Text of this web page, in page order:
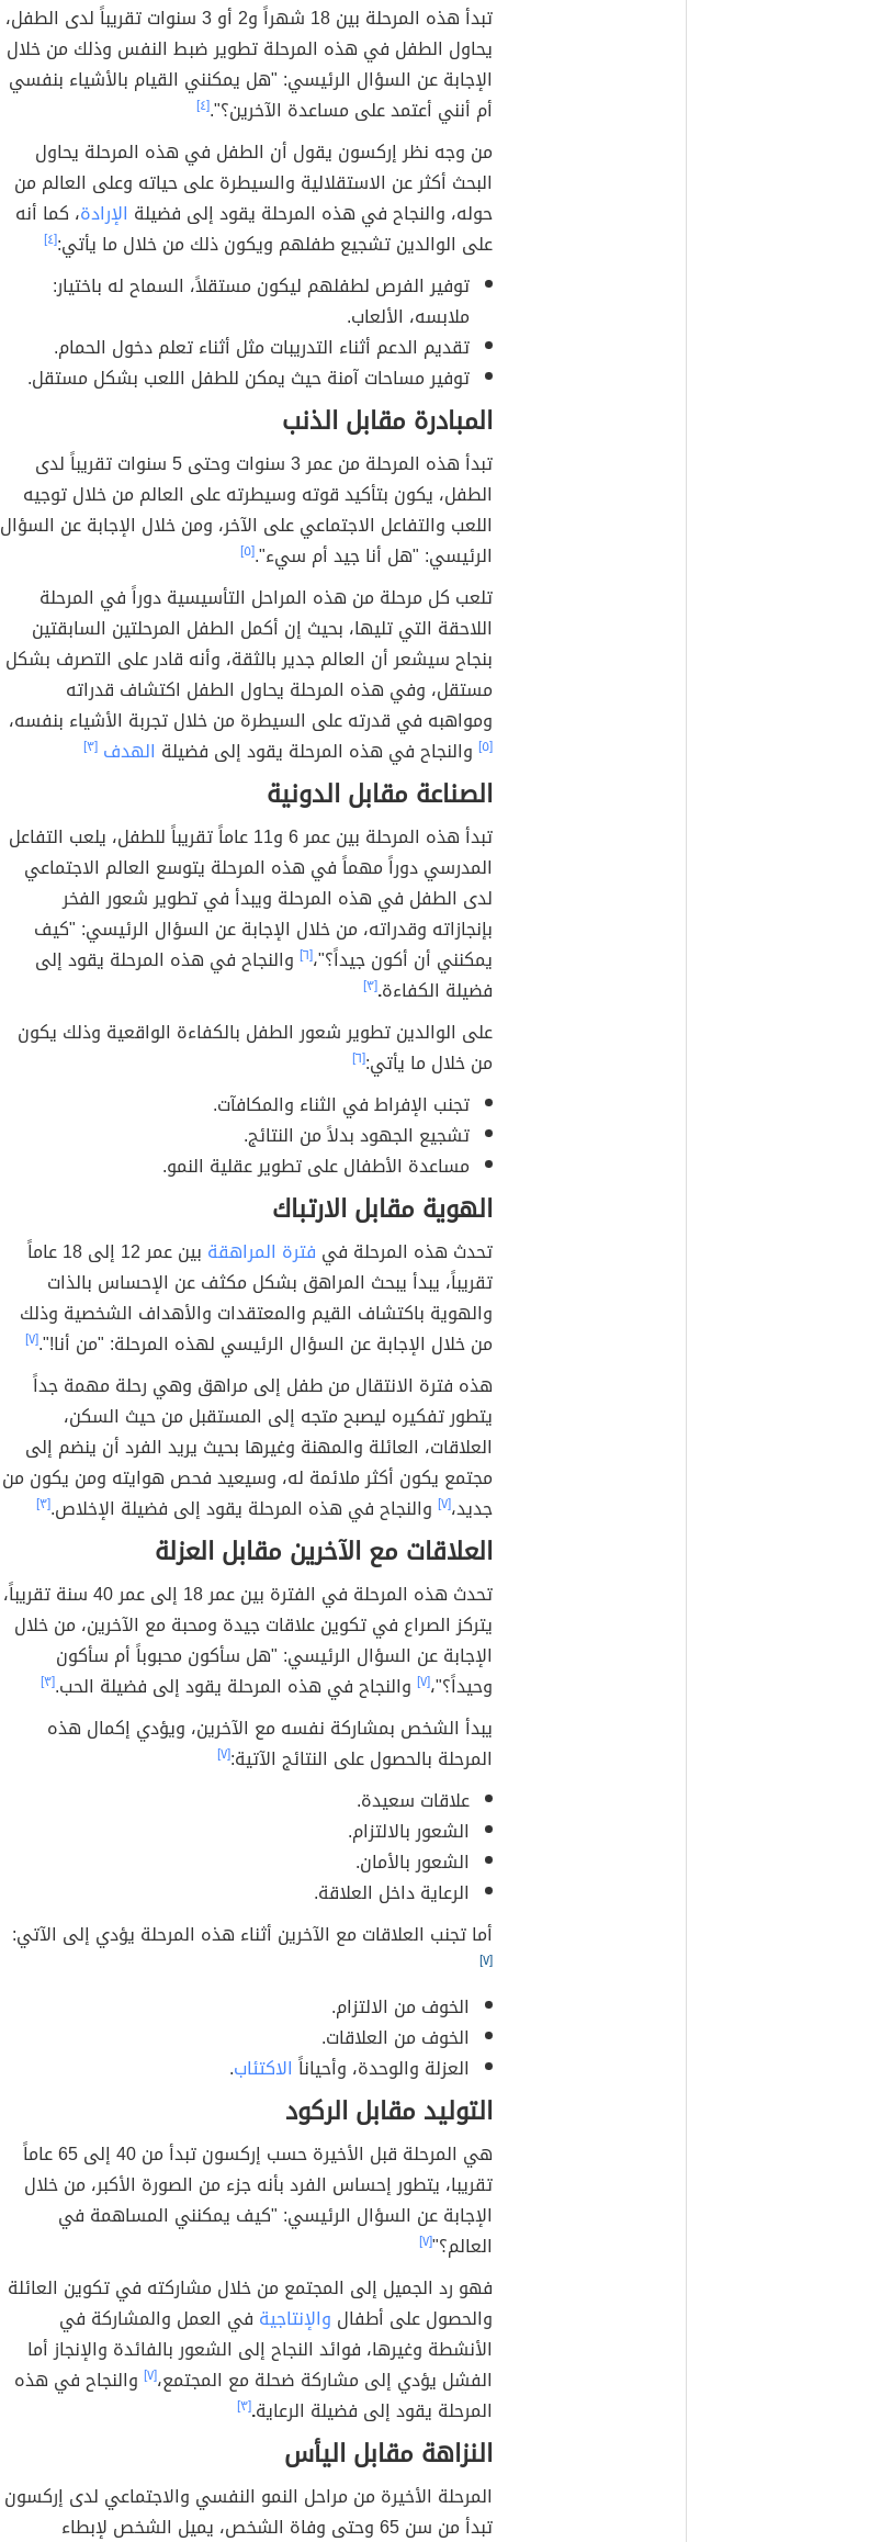
تبدأ هذه المرحلة بين 18 شهراً و2 أو 3 سنوات تقريباً لدى الطفل،
يحاول الطفل في هذه المرحلة تطوير ضبط النفس وذلك من خلال
الإجابة عن السؤال الرئيسي: "هل يمكنني القيام بالأشياء بنفسي
أم أنني أعتمد على مساعدة الآخرين؟".[٤]
من وجه نظر إركسون يقول أن الطفل في هذه المرحلة يحاول
البحث أكثر عن الاستقلالية والسيطرة على حياته وعلى العالم من
حوله، والنجاح في هذه المرحلة يقود إلى فضيلة الإرادة، كما أنه
على الوالدين تشجيع طفلهم ويكون ذلك من خلال ما يأتي:[٤]
توفير الفرص لطفلهم ليكون مستقلاً، السماح له باختيار:
ملابسه، الألعاب.
تقديم الدعم أثناء التدريبات مثل أثناء تعلم دخول الحمام.
توفير مساحات آمنة حيث يمكن للطفل اللعب بشكل مستقل.
المبادرة مقابل الذنب
تبدأ هذه المرحلة من عمر 3 سنوات وحتى 5 سنوات تقريباً لدى
الطفل، يكون بتأكيد قوته وسيطرته على العالم من خلال توجيه
اللعب والتفاعل الاجتماعي على الآخر، ومن خلال الإجابة عن السؤال
الرئيسي: "هل أنا جيد أم سيء".[٥]
تلعب كل مرحلة من هذه المراحل التأسيسية دوراً في المرحلة
اللاحقة التي تليها، بحيث إن أكمل الطفل المرحلتين السابقتين
بنجاح سيشعر أن العالم جدير بالثقة، وأنه قادر على التصرف بشكل
مستقل، وفي هذه المرحلة يحاول الطفل اكتشاف قدراته
ومواهبه في قدرته على السيطرة من خلال تجربة الأشياء بنفسه،
[٥] والنجاح في هذه المرحلة يقود إلى فضيلة الهدف[٣]
الصناعة مقابل الدونية
تبدأ هذه المرحلة بين عمر 6 و11 عاماً تقريباً للطفل، يلعب التفاعل
المدرسي دوراً مهماً في هذه المرحلة يتوسع العالم الاجتماعي
لدى الطفل في هذه المرحلة ويبدأ في تطوير شعور الفخر
بإنجازاته وقدراته، من خلال الإجابة عن السؤال الرئيسي: "كيف
يمكنني أن أكون جيداً؟"،[٦]
والنجاح في هذه المرحلة يقود إلى
فضيلة الكفاءة.[٣]
على الوالدين تطوير شعور الطفل بالكفاءة الواقعية وذلك يكون
من خلال ما يأتي:[٦]
تجنب الإفراط في الثناء والمكافآت.
تشجيع الجهود بدلاً من النتائج.
مساعدة الأطفال على تطوير عقلية النمو.
الهوية مقابل الارتباك
تحدث هذه المرحلة في فترة المراهقة
بين عمر 12 إلى 18 عاماً
تقريباً، يبدأ يبحث المراهق بشكل مكثف عن الإحساس بالذات
والهوية باكتشاف القيم والمعتقدات والأهداف الشخصية وذلك
من خلال الإجابة عن السؤال الرئيسي لهذه المرحلة: "من أنا!".[٧]
هذه فترة الانتقال من طفل إلى مراهق وهي رحلة مهمة جداً
يتطور تفكيره ليصبح متجه إلى المستقبل من حيث السكن،
العلاقات، العائلة والمهنة وغيرها بحيث يريد الفرد أن ينضم إلى
مجتمع يكون أكثر ملائمة له، وسيعيد فحص هوايته ومن يكون من
جديد،[٧] والنجاح في هذه المرحلة يقود إلى فضيلة الإخلاص.[٣]
العلاقات مع الآخرين مقابل العزلة
تحدث هذه المرحلة في الفترة بين عمر 18 إلى عمر 40 سنة تقريباً،
يتركز الصراع في تكوين علاقات جيدة ومحبة مع الآخرين، من خلال
الإجابة عن السؤال الرئيسي: "هل سأكون محبوباً أم سأكون
وحيداً؟"،[٧] والنجاح في هذه المرحلة يقود إلى فضيلة الحب.[٣]
يبدأ الشخص بمشاركة نفسه مع الآخرين، ويؤدي إكمال هذه
المرحلة بالحصول على النتائج الآتية:[٧]
علاقات سعيدة.
الشعور بالالتزام.
الشعور بالأمان.
الرعاية داخل العلاقة.
أما تجنب العلاقات مع الآخرين أثناء هذه المرحلة يؤدي إلى الآتي:
[٧]
الخوف من الالتزام.
الخوف من العلاقات.
العزلة والوحدة، وأحياناً الاكتئاب.
التوليد مقابل الركود
هي المرحلة قبل الأخيرة حسب إركسون تبدأ من 40 إلى 65 عاماً
تقريبا، يتطور إحساس الفرد بأنه جزء من الصورة الأكبر، من خلال
الإجابة عن السؤال الرئيسي: "كيف يمكنني المساهمة في
العالم؟"[٧]
فهو رد الجميل إلى المجتمع من خلال مشاركته في تكوين العائلة
والحصول على أطفال والإنتاجية في العمل والمشاركة في
الأنشطة وغيرها، فوائد النجاح إلى الشعور بالفائدة والإنجاز أما
الفشل يؤدي إلى مشاركة ضحلة مع المجتمع،[٧]
والنجاح في هذه
المرحلة يقود إلى فضيلة الرعاية.[٣]
النزاهة مقابل اليأس
المرحلة الأخيرة من مراحل النمو النفسي والاجتماعي لدى إركسون
تبدأ من سن 65 وحتى وفاة الشخص، يميل الشخص لإبطاء